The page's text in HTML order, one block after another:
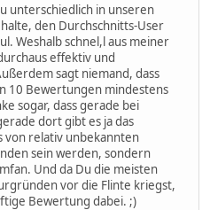
unterschiedlich in unseren
den Durchschnitts-User
Weshalb schnel,l aus meiner
effektiv und
sagt niemand, dass
10 Bewertungen mindestens
sogar, dass gerade bei
dort gibt es ja das
von relativ unbekannten
sein werden, sondern
Und da Du die meisten
vor die Flinte kriegst,
Bewertung dabei. ;)